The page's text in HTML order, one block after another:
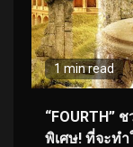
1 min read
“FOURTH”
พิเศษ! ที่จะทำ